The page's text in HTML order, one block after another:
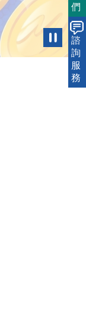
們
諮
詢
服
務